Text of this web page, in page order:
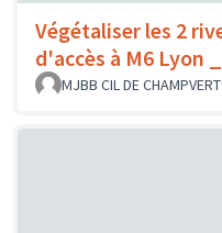
Végétaliser les 2
d'accès à M6 Lyon
MJBB CIL DE CHAMPVERT